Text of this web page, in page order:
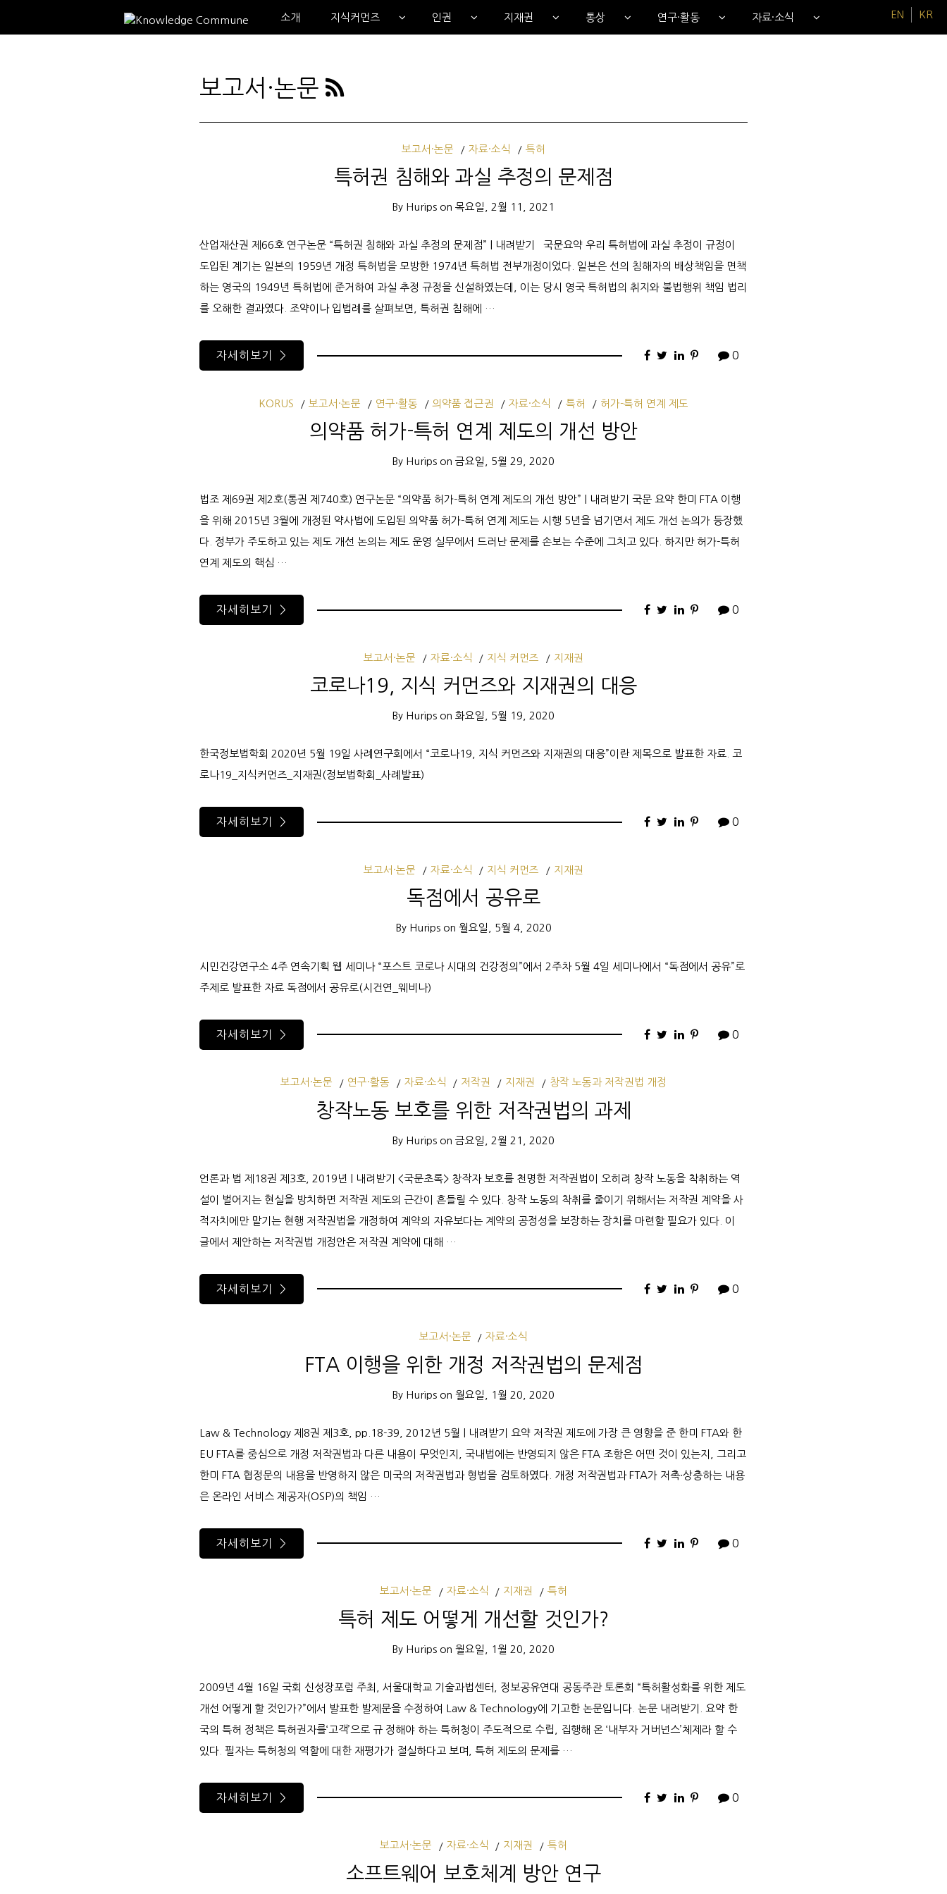
EN KR
소개 지식커먼즈 인권 지재권 통상 연구·활동 자료·소식
보고서·논문
보고서·논문 자료·소식 특허
특허권 침해와 과실 추정의 문제점
By Hurips on목요일, 2월 11, 2021
산업재산권 제66호 연구논문 “특허권 침해와 과실 추정의 문제점” | 내려받기 국문요약 우리 특허법에 과실 추정이 규정이
도입된 계기는 일본의 1959년 개정 특허법을 모방한 1974년 특허법 전부개정이었다. 일본은 선의 침해자의 배상책임을 면책
하는 영국의 1949년 특허법에 준거하여 과실 추정 규정을 신설하였는데, 이는 당시 영국 특허법의 취지와 불법행위 책임 법리
를 오해한 결과였다. 조약이나 입법례를 살펴보면, 특허권 침해에 …
자세히보기 > 0
KORUS 보고서·논문 연구·활동 의약품 접근권 자료·소식 특허 허가-특허 연계 제도
의약품 허가-특허 연계 제도의 개선 방안
By Hurips on금요일, 5월 29, 2020
법조 제69권 제2호(통권 제740호) 연구논문 “의약품 허가-특허 연계 제도의 개선 방안” | 내려받기 국문 요약 한미 FTA 이행
을 위해 2015년 3월에 개정된 약사법에 도입된 의약품 허가-특허 연계 제도는 시행 5년을 넘기면서 제도 개선 논의가 등장했
다. 정부가 주도하고 있는 제도 개선 논의는 제도 운영 실무에서 드러난 문제를 손보는 수준에 그치고 있다. 하지만 허가-특허
연계 제도의 핵심 …
자세히보기 > 0
보고서·논문 자료·소식 지식 커먼즈 지재권
코로나19, 지식 커먼즈와 지재권의 대응
By Hurips on화요일, 5월 19, 2020
한국정보법학회 2020년 5월 19일 사례연구회에서 “코로나19, 지식 커먼즈와 지재권의 대응”이란 제목으로 발표한 자료. 코
로나19_지식커먼즈_지재권(정보법학회_사례발표)
자세히보기 > 0
보고서·논문 자료·소식 지식 커먼즈 지재권
독점에서 공유로
By Hurips on 월요일, 5월 4, 2020
시민건강연구소 4주 연속기획 웹 세미나 “포스트 코로나 시대의 건강정의”에서 2주차 5월 4일 세미나에서 “독점에서 공유”로
주제로 발표한 자료 독점에서 공유로(시건연_웨비나)
자세히보기 > 0
보고서·논문 연구·활동 자료·소식 저작권 지재권 창작 노동과 저작권법 개정
창작노동 보호를 위한 저작권법의 과제
By Hurips on금요일, 2월 21, 2020
언론과 법 제18권 제3호, 2019년 | 내려받기 <국문초록> 창작자 보호를 천명한 저작권법이 오히려 창작 노동을 착취하는 역
설이 벌어지는 현실을 방치하면 저작권 제도의 근간이 흔들릴 수 있다. 창작 노동의 착취를 줄이기 위해서는 저작권 계약을 사
적자치에만 맡기는 현행 저작권법을 개정하여 계약의 자유보다는 계약의 공정성을 보장하는 장치를 마련할 필요가 있다. 이
글에서 제안하는 저작권법 개정안은 저작권 계약에 대해 …
자세히보기 > 0
보고서·논문 자료·소식
FTA 이행을 위한 개정 저작권법의 문제점
By Hurips on월요일, 1월 20, 2020
Law & Technology 제8권 제3호, pp.18-39, 2012년 5월 | 내려받기 요약 저작권 제도에 가장 큰 영향을 준 한미 FTA와 한
EU FTA를 중심으로 개정 저작권법과 다른 내용이 무엇인지, 국내법에는 반영되지 않은 FTA 조항은 어떤 것이 있는지, 그리고
한미 FTA 협정문의 내용을 반영하지 않은 미국의 저작권법과 형법을 검토하였다. 개정 저작권법과 FTA가 저촉∙상충하는 내용
은 온라인 서비스 제공자(OSP)의 책임 …
자세히보기 > 0
보고서·논문 자료·소식 지재권 특허
특허 제도 어떻게 개선할 것인가?
By Hurips on월요일, 1월 20, 2020
2009년 4월 16일 국회 신성장포럼 주최, 서울대학교 기술과법센터, 정보공유연대 공동주관 토론회 “특허활성화를 위한 제도
개선 어떻게 할 것인가?”에서 발표한 발제문을 수정하여 Law & Technology에 기고한 논문입니다. 논문 내려받기. 요약 한
국의 특허 정책은 특허권자를‘고객’으로 규 정해야 하는 특허청이 주도적으로 수립, 집행해 온 ‘내부자 거버넌스’체제라 할 수
있다. 필자는 특허청의 역할에 대한 재평가가 절실하다고 보며, 특허 제도의 문제를 …
자세히보기 > 0
보고서·논문 자료·소식 지재권 특허
소프트웨어 보호체계 방안 연구